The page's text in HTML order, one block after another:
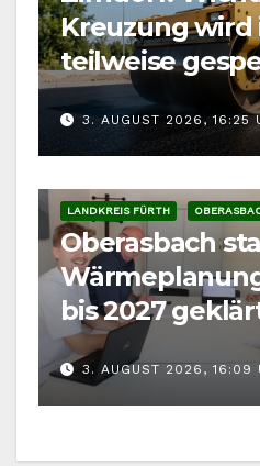
Kreuzung wird
teilweise
Auswirkung
Kärwaumzug
3. AUGUST 2026, 16:25
LANDKREIS FÜRTH
Oberasbach
bis 2027
3. AUGUST 2026, 16:09